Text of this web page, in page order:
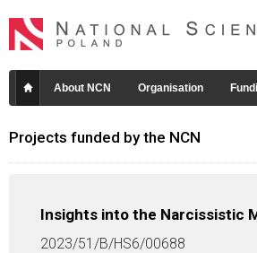
About NCN Organisation
Projects funded by the NCN
Insights into the Narcissistic
2023/51/B/HS6/00688